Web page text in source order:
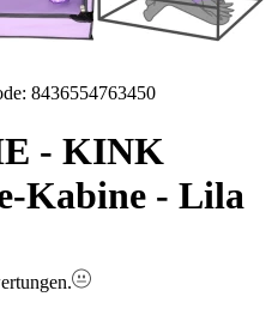
: 8436554763450
- KINK
Kabine - Lila